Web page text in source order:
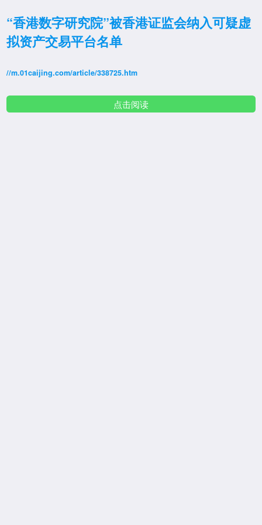
“香港数字研究院”被香港证监会纳入可疑虚
拟资产交易平台名单
//m.01caijing.com/article/338725.htm
点击阅读